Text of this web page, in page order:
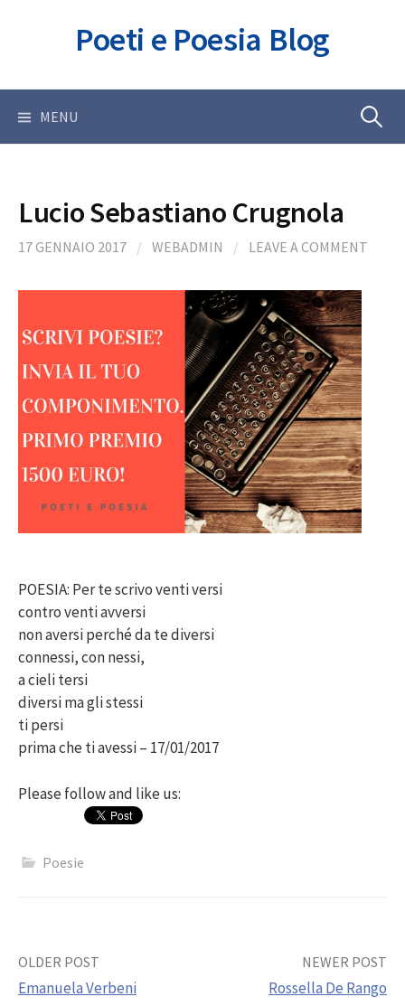
Poeti e Poesia Blog
MENU Ricerca
Lucio Sebastiano Crugnola
17 GENNAIO 2017 / WEBADMIN / LEAVE A COMMENT
POESIA: Per te scrivo venti versi
contro venti avversi
non aversi perché da te diversi
connessi, con nessi,
a cieli tersi
diversi ma gli stessi
ti persi
prima che ti avessi – 17/01/2017
Please follow and like us:
Poesie
Post
OLDER POST
Emanuela Verbeni
NEWER POST
Rossella De Rango